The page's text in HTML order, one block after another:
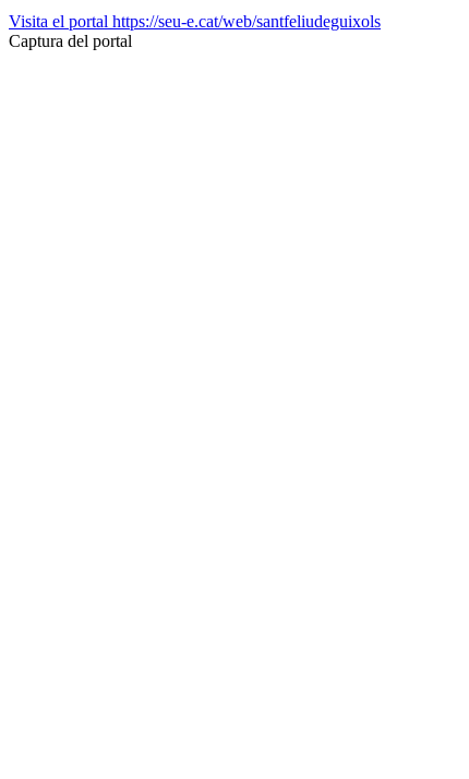
Visita el portal https://seu-e.cat/web/santfeliudeguixols
Captura del portal